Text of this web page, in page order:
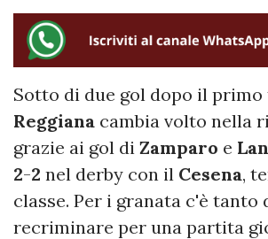
Sotto di due gol dopo il primo
Reggiana cambia volto nella
grazie ai gol di Zamparo e
2-2 nel derby con il Cesena,
classe. Per i granata c'è tanto
recriminare per una partita